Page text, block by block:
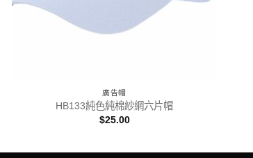
廣告帽
HB133純色純棉紗網六片帽
$25.00